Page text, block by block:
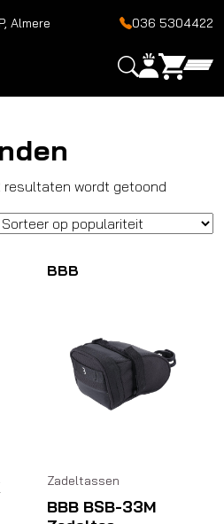
Almere 036 5304422
resultaten wordt getoond
op
BBB
Zadeltassen
BBB BSB-33M